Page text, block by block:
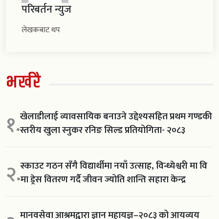
परिबर्तन न्युज
लेखकबाट थप
भर्खरै
१.खेलाडीलाई व्यावसायिक बनाउने उद्देश्यसहित प्रथम गण्डकी
स्तरीय खुला स्नुकर रनिङ सिल्ड प्रतियोगिता- २०८३
२.स्काउट गठन सँगै विद्यार्थीमा नयाँ उत्साह, विन्ध्येश्वरी मा वि
मा ड्रेस वितरण गर्दै जीवन ज्योति शान्ति सहारा केन्द्र
मानवसेवा आश्रमद्वारा ज्ञान महायज्ञ–२०८३ को आयव्यय